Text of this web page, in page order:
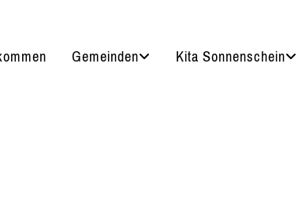
Gemeinden Kita Sonnenschein